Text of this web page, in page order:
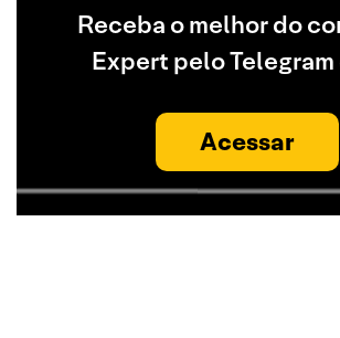
Receba o melhor do
Expert pelo Telegram
Acessar